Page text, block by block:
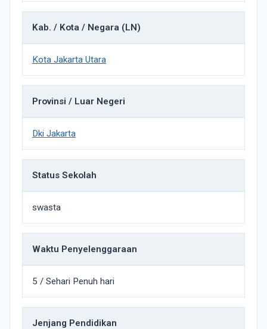
Kab. / Kota / Negara (LN)
Kota Jakarta Utara
Provinsi / Luar Negeri
Dki Jakarta
Status Sekolah
swasta
Waktu Penyelenggaraan
5 / Sehari Penuh hari
Jenjang Pendidikan